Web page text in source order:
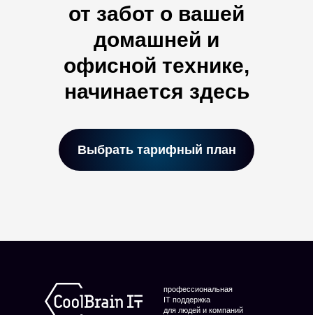
от забот о вашей
домашней и
офисной технике,
начинается здесь
Выбрать тарифный план
профессиональная
IT поддержка
для людей и компаний